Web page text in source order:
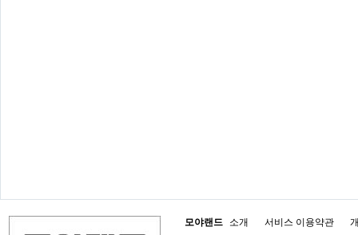
모야랜드 소개 서비스 이용약관